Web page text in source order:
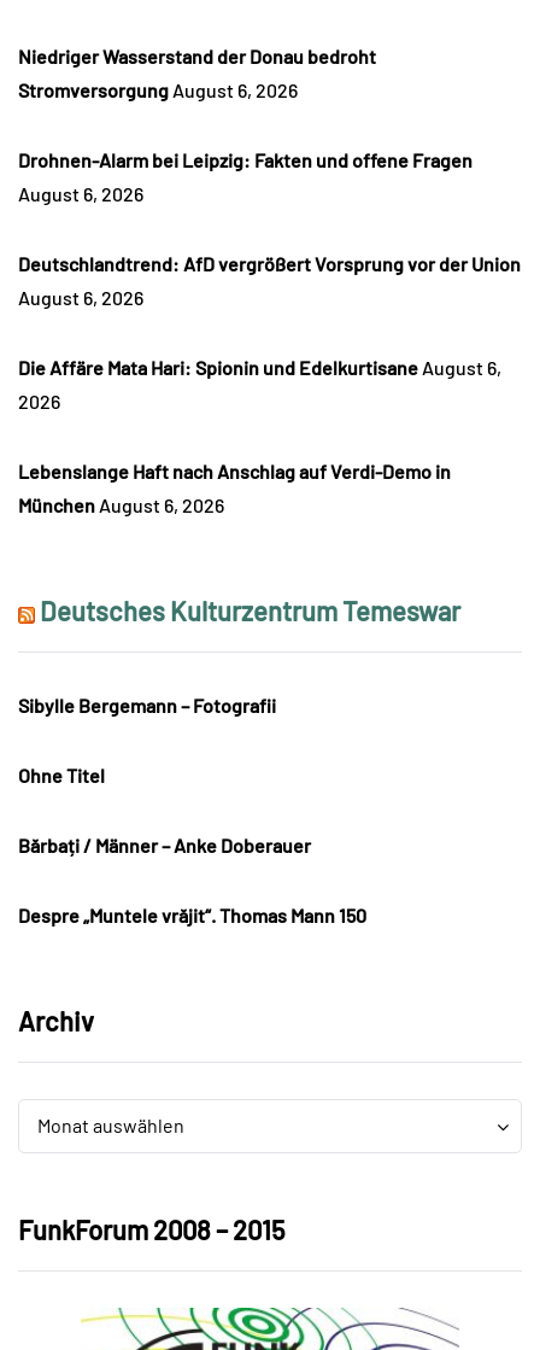
Niedriger Wasserstand der Donau bedroht
Stromversorgung August 6, 2026
Drohnen-Alarm bei Leipzig: Fakten und offene Fragen
August 6, 2026
Deutschlandtrend: AfD vergrößert Vorsprung vor der Union
August 6, 2026
Die Affäre Mata Hari: Spionin und Edelkurtisane August 6,
2026
Lebenslange Haft nach Anschlag auf Verdi-Demo in
München August 6, 2026
Deutsches Kulturzentrum Temeswar
Sibylle Bergemann – Fotografii
Ohne Titel
Bărbați / Männer – Anke Doberauer
Despre „Muntele vrăjit“. Thomas Mann 150
Archiv
Archiv
Monat auswählen
Archiv
FunkForum 2008 – 2015